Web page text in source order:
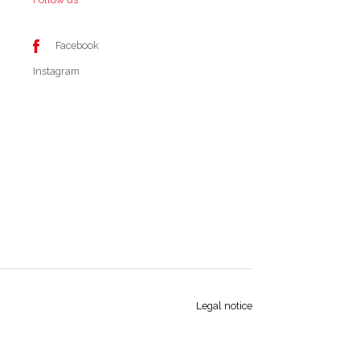
Facebook
Instagram
Legal notice